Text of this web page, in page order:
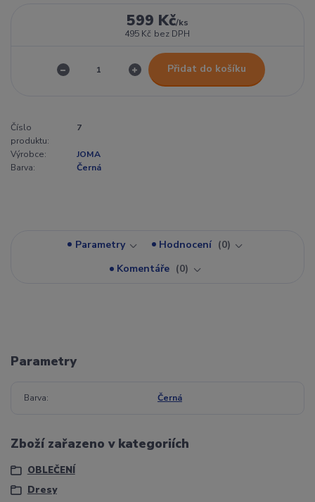
599 Kč/ks
495 Kč bez DPH
Přidat do košíku
Číslo
produktu:
7
Výrobce:
JOMA
Barva:
Černá
Parametry Hodnocení
0
Komentáře
0
Parametry
Barva Černá
Zboží zařazeno v kategoriích
OBLEČENÍ
Dresy